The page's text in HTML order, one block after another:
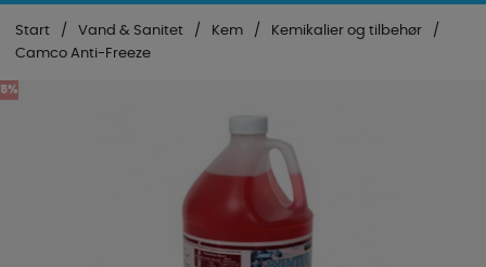
Start Vand & Sanitet Kem
Kemikalier og tilbehør
Camco Anti-Freeze
5